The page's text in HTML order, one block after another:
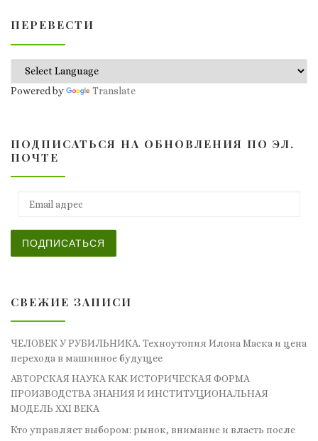
ПЕРЕВЕСТИ
Powered by Translate
ПОДПИСАТЬСЯ НА ОБНОВЛЕНИЯ ПО ЭЛ.
ПОЧТЕ
ПОДПИСАТЬСЯ
СВЕЖИЕ ЗАПИСИ
ЧЕЛОВЕК У РУБИЛЬНИКА. Техноутопия Илона Маска и цена
перехода в машинное будущее
АВТОРСКАЯ НАУКА КАК ИСТОРИЧЕСКАЯ ФОРМА
ПРОИЗВОДСТВА ЗНАНИЯ И ИНСТИТУЦИОНАЛЬНАЯ
МОДЕЛЬ XXI ВЕКА
Кто управляет выбором: рынок, внимание и власть после